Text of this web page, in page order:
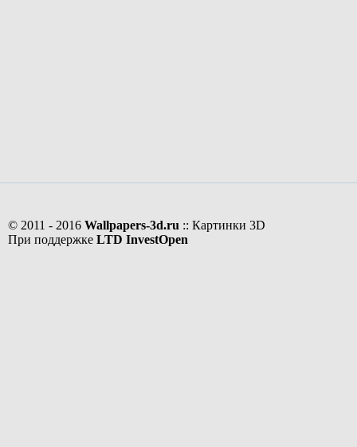
© 2011 - 2016 Wallpapers-3d.ru :: Картинки 3D
При поддержке LTD InvestOpen